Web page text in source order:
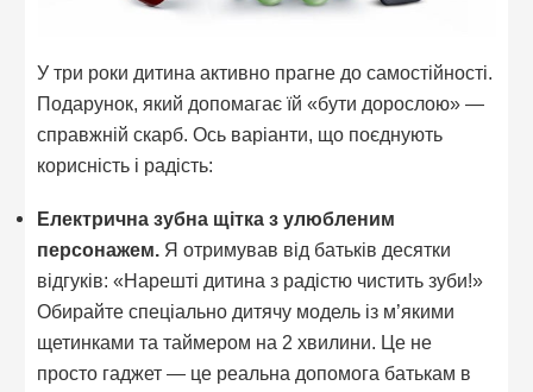
У три роки дитина активно прагне до самостійності.
Подарунок, який допомагає їй «бути дорослою» —
справжній скарб. Ось варіанти, що поєднують
корисність і радість:
Електрична зубна щітка з улюбленим
персонажем. Я отримував від батьків десятки
відгуків: «Нарешті дитина з радістю чистить зуби!»
Обирайте спеціально дитячу модель із м’якими
щетинками та таймером на 2 хвилини. Це не
просто гаджет — це реальна допомога батькам в